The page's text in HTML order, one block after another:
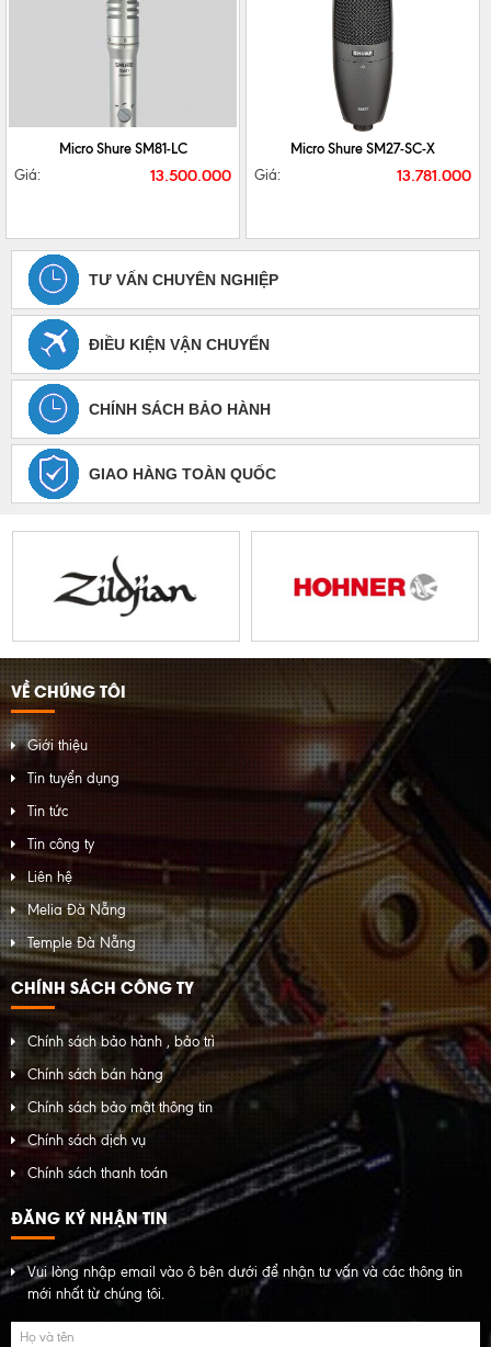
Micro Shure SM81-LC
Giá: 13.500.000
MUA NGAY
Micro Shure SM27-SC-X
Giá: 13.781.000
TƯ VẤN CHUYÊN NGHIỆP
ĐIỀU KIỆN VẬN CHUYỂN
CHÍNH SÁCH BẢO HÀNH
GIAO HÀNG TOÀN QUỐC
VỀ CHÚNG TÔI
Giới thiệu
Tin tuyển dụng
Tin tức
Tin công ty
Liên hệ
Melia Đà Nẵng
Temple Đà Nẵng
CHÍNH SÁCH CÔNG TY
Chính sách bảo hành , bảo trì
Chính sách bán hàng
Chính sách bảo mật thông tin
Chính sách dịch vụ
Chính sách thanh toán
ĐĂNG KÝ NHẬN TIN
Vui lòng nhập email vào ô bên dưới để nhận tư vấn và các thông tin
mới nhất từ chúng tôi.